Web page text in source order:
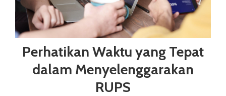
Perhatikan Waktu yang Tepat
dalam Menyelenggarakan
RUPS